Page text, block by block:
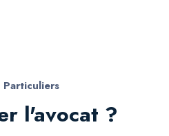
Particuliers
l'avocat ?